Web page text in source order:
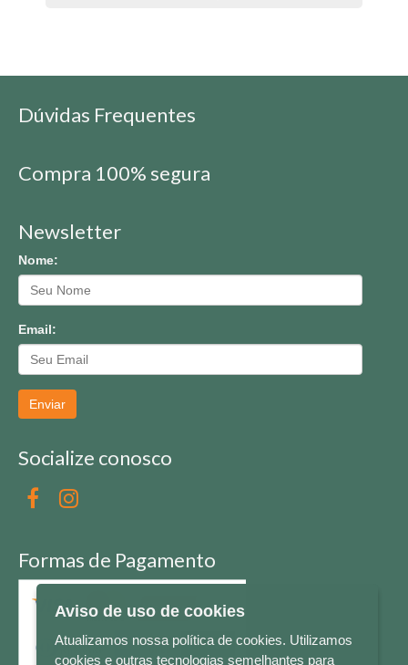
Dúvidas Frequentes
Compra 100% segura
Newsletter
Nome:
Email:
Enviar
Socialize conosco
Formas de Pagamento
Aviso de uso de cookies
Atualizamos nossa política de cookies. Utilizamos
cookies e outras tecnologias semelhantes para